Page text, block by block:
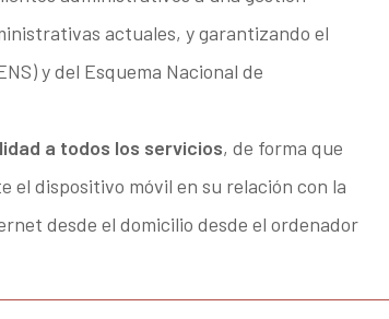
actuales, y garantizando el
y del Esquema Nacional de
a todos los servicios, de forma que
el dispositivo móvil en su relación con la
desde el domicilio desde el ordenador